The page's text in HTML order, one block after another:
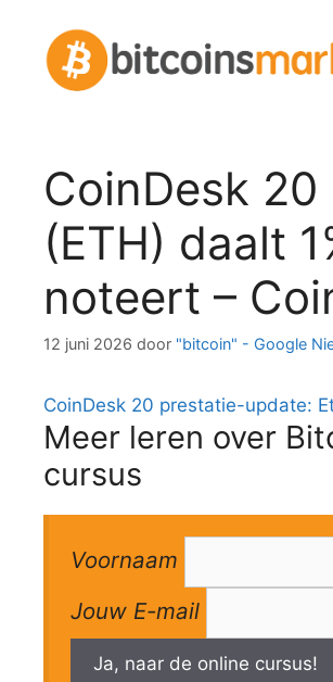
inhoud
CoinDesk
(ETH) daalt
noteert –
12 juni 2026 door "bitcoin" - Google
CoinDesk 20 prestatie-update:
Meer leren over
cursus
Voornaam
Jouw E-mail
Ja, naar de online cursus!